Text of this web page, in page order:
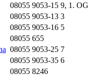
08055 9053-15 9, 1. OG
08055 9053-13 3
08055 9053-16 5
08055 655
08055 9053-25 7
08055 9053-35 6
08055 8246